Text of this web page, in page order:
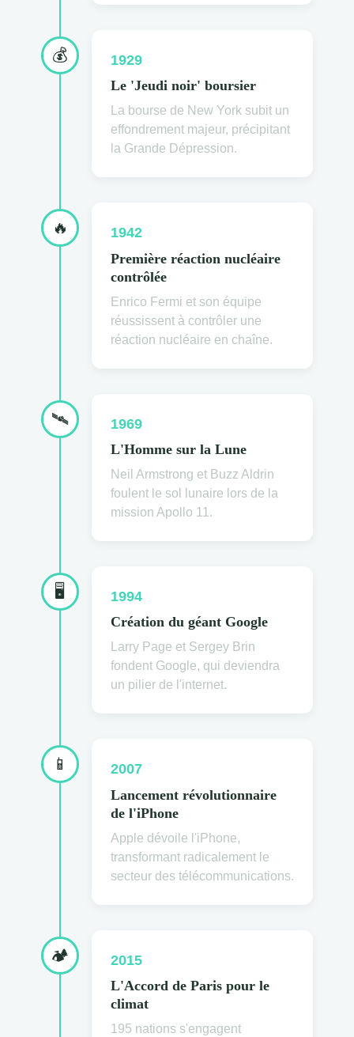
💰
1929
Le 'Jeudi noir' boursier
La bourse de New York subit un
effondrement majeur, précipitant
la Grande Dépression.
🔥
1942
Première réaction nucléaire
contrôlée
Enrico Fermi et son équipe
réussissent à contrôler une
réaction nucléaire en chaîne.
🛰
1969
L'Homme sur la Lune
Neil Armstrong et Buzz Aldrin
foulent le sol lunaire lors de la
mission Apollo 11.
🖥
1994
Création du géant Google
Larry Page et Sergey Brin
fondent Google, qui deviendra
un pilier de l'internet.
📱
2007
Lancement révolutionnaire
de l'iPhone
Apple dévoile l'iPhone,
transformant radicalement le
secteur des télécommunications.
🏕
2015
L'Accord de Paris pour le
climat
195 nations s'engagent